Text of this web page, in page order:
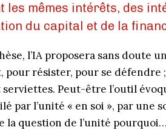
les mêmes intérêts, des
du capital et de la
l’IA proposera sans doute
pour résister, pour se défendre
Peut-être l’outil
par l’unité « en soi », par une
la question de l’unité